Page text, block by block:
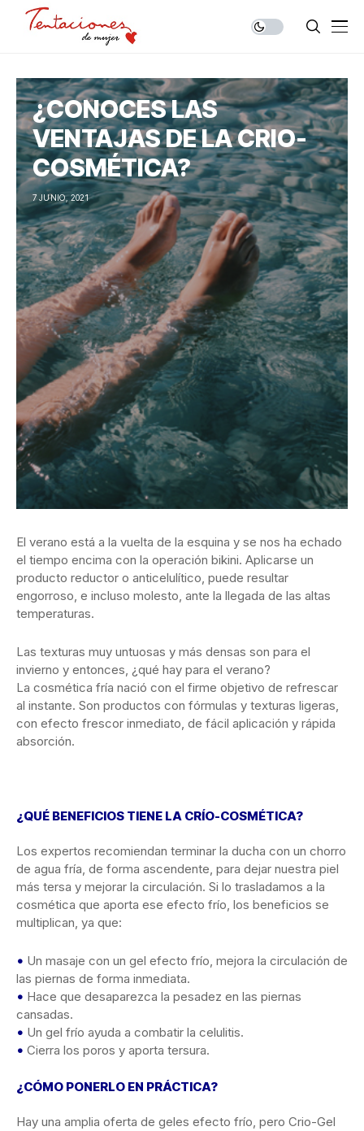
¿CONOCES LAS
VENTAJAS DE LA CRIO-
COSMÉTICA?
7 JUNIO, 2021
El verano está a la vuelta de la esquina y se nos ha echado
el tiempo encima con la operación bikini. Aplicarse un
producto reductor o anticelulítico, puede resultar
engorroso, e incluso molesto, ante la llegada de las altas
temperaturas.
Las texturas muy untuosas y más densas son para el
invierno y entonces, ¿qué hay para el verano?
La cosmética fría nació con el firme objetivo de refrescar
al instante. Son productos con fórmulas y texturas ligeras,
con efecto frescor inmediato, de fácil aplicación y rápida
absorción.
¿QUÉ BENEFICIOS TIENE LA CRÍO-COSMÉTICA?
Los expertos recomiendan terminar la ducha con un chorro
de agua fría, de forma ascendente, para dejar nuestra piel
más tersa y mejorar la circulación. Si lo trasladamos a la
cosmética que aporta ese efecto frío, los beneficios se
multiplican, ya que:
• Un masaje con un gel efecto frío, mejora la circulación de
las piernas de forma inmediata.
• Hace que desaparezca la pesadez en las piernas
cansadas.
• Un gel frío ayuda a combatir la celulitis.
• Cierra los poros y aporta tersura.
¿CÓMO PONERLO EN PRÁCTICA?
Hay una amplia oferta de geles efecto frío, pero Crio-Gel